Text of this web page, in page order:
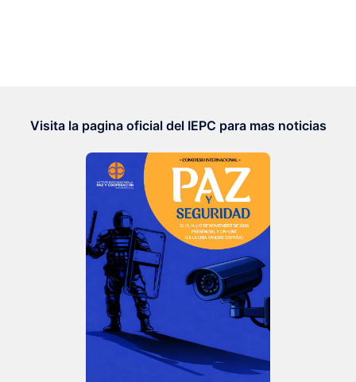
Visita la pagina oficial del IEPC para mas noticias